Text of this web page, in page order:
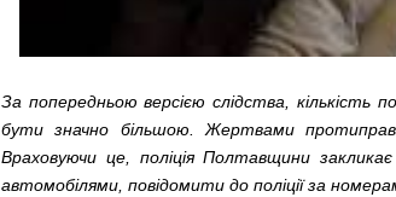
За попередньою версією слідства, кількість
бути значно більшою. Жертвами
Враховуючи це, поліція Полтавщини
автомобілями, повідомити до поліції за